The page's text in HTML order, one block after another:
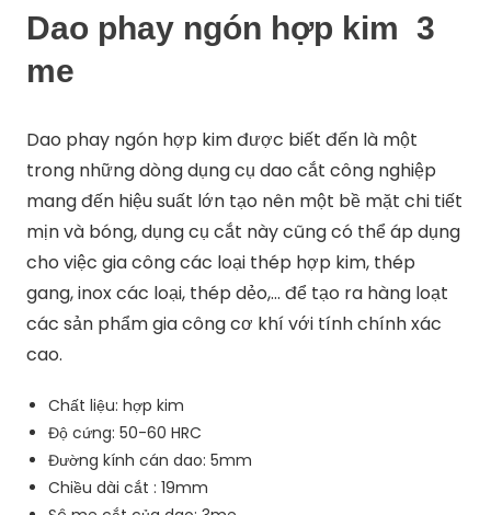
Dao phay ngón hợp kim 3
me
Dao phay ngón hợp kim được biết đến là một
trong những dòng dụng cụ dao cắt công nghiệp
mang đến hiệu suất lớn tạo nên một bề mặt chi tiết
mịn và bóng, dụng cụ cắt này cũng có thể áp dụng
cho việc gia công các loại thép hợp kim, thép
gang, inox các loại, thép dẻo,… để tạo ra hàng loạt
các sản phẩm gia công cơ khí với tính chính xác
cao.
Chất liệu: hợp kim
Độ cứng: 50-60 HRC
Đường kính cán dao: 5mm
Chiều dài cắt : 19mm